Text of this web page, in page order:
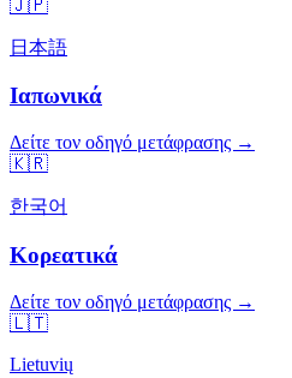
🇯🇵
日本語
Ιαπωνικά
Δείτε τον οδηγό μετάφρασης →
🇰🇷
한국어
Κορεατικά
Δείτε τον οδηγό μετάφρασης →
🇱🇹
Lietuvių